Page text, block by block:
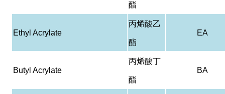
酯
Ethyl Acrylate
丙烯酸乙
酯
EA
Butyl Acrylate
丙烯酸丁
酯
BA